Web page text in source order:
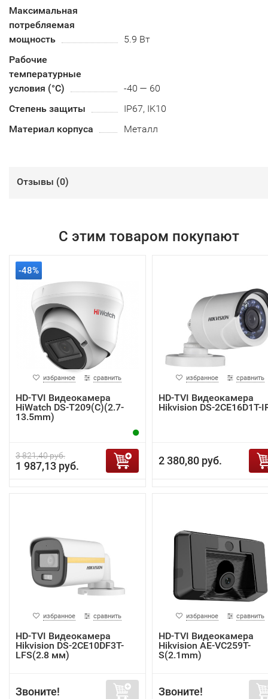
Максимальная
потребляемая
мощность
5.9 Вт
Рабочие
температурные
условия (°С)
-40 — 60
Степень защиты
IP67, IK10
Материал корпуса
Металл
Отзывы (0)
С этим товаром покупают
-48%
избранное сравнить
HD-TVI Видеокамера
HiWatch DS-T209(C)(2.7-
13.5mm)
3 821,40 руб.
1 987,13 руб.
избранное сравнить
HD-TVI Видеокамера
Hikvision DS-2CE16D1T-
2 380,80 руб.
избранное сравнить
HD-TVI Видеокамера
Hikvision DS-2CE10DF3T-
LFS(2.8 мм)
Звоните!
избранное сравнить
HD-TVI Видеокамера
Hikvision AE-VC259T-
S(2.1mm)
Звоните!